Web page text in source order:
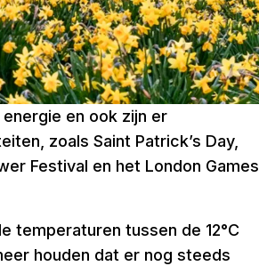
en ook zijn er
zoals Saint Patrick’s Day,
Festival en het London Games
temperaturen tussen de 12°C
houden dat er nog steeds